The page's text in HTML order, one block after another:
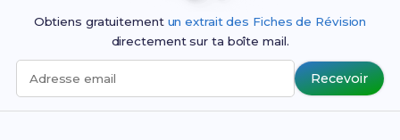
Obtiens gratuitement un extrait des Fiches de Révision
directement sur ta boîte mail.
Adresse email Recevoir